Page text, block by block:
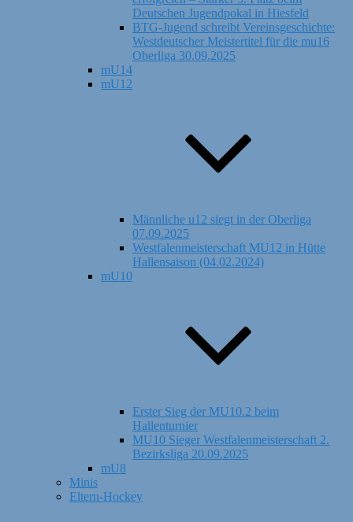
Deutschen Jugendpokal in Hiesfeld
BTG-Jugend schreibt Vereinsgeschichte:
Westdeutscher Meistertitel für die mu16
Oberliga 30.09.2025
mU14
mU12
Männliche u12 siegt in der Oberliga
07.09.2025
Westfalenmeisterschaft MU12 in Hütte
Hallensaison (04.02.2024)
mU10
Erster Sieg der MU10.2 beim
Hallenturnier
MU10 Sieger Westfalenmeisterschaft 2.
Bezirksliga 20.09.2025
mU8
Minis
Eltern-Hockey